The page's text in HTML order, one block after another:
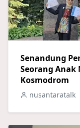
Senandung
Seorang Anak
Kosmodrom
nusantaratalk